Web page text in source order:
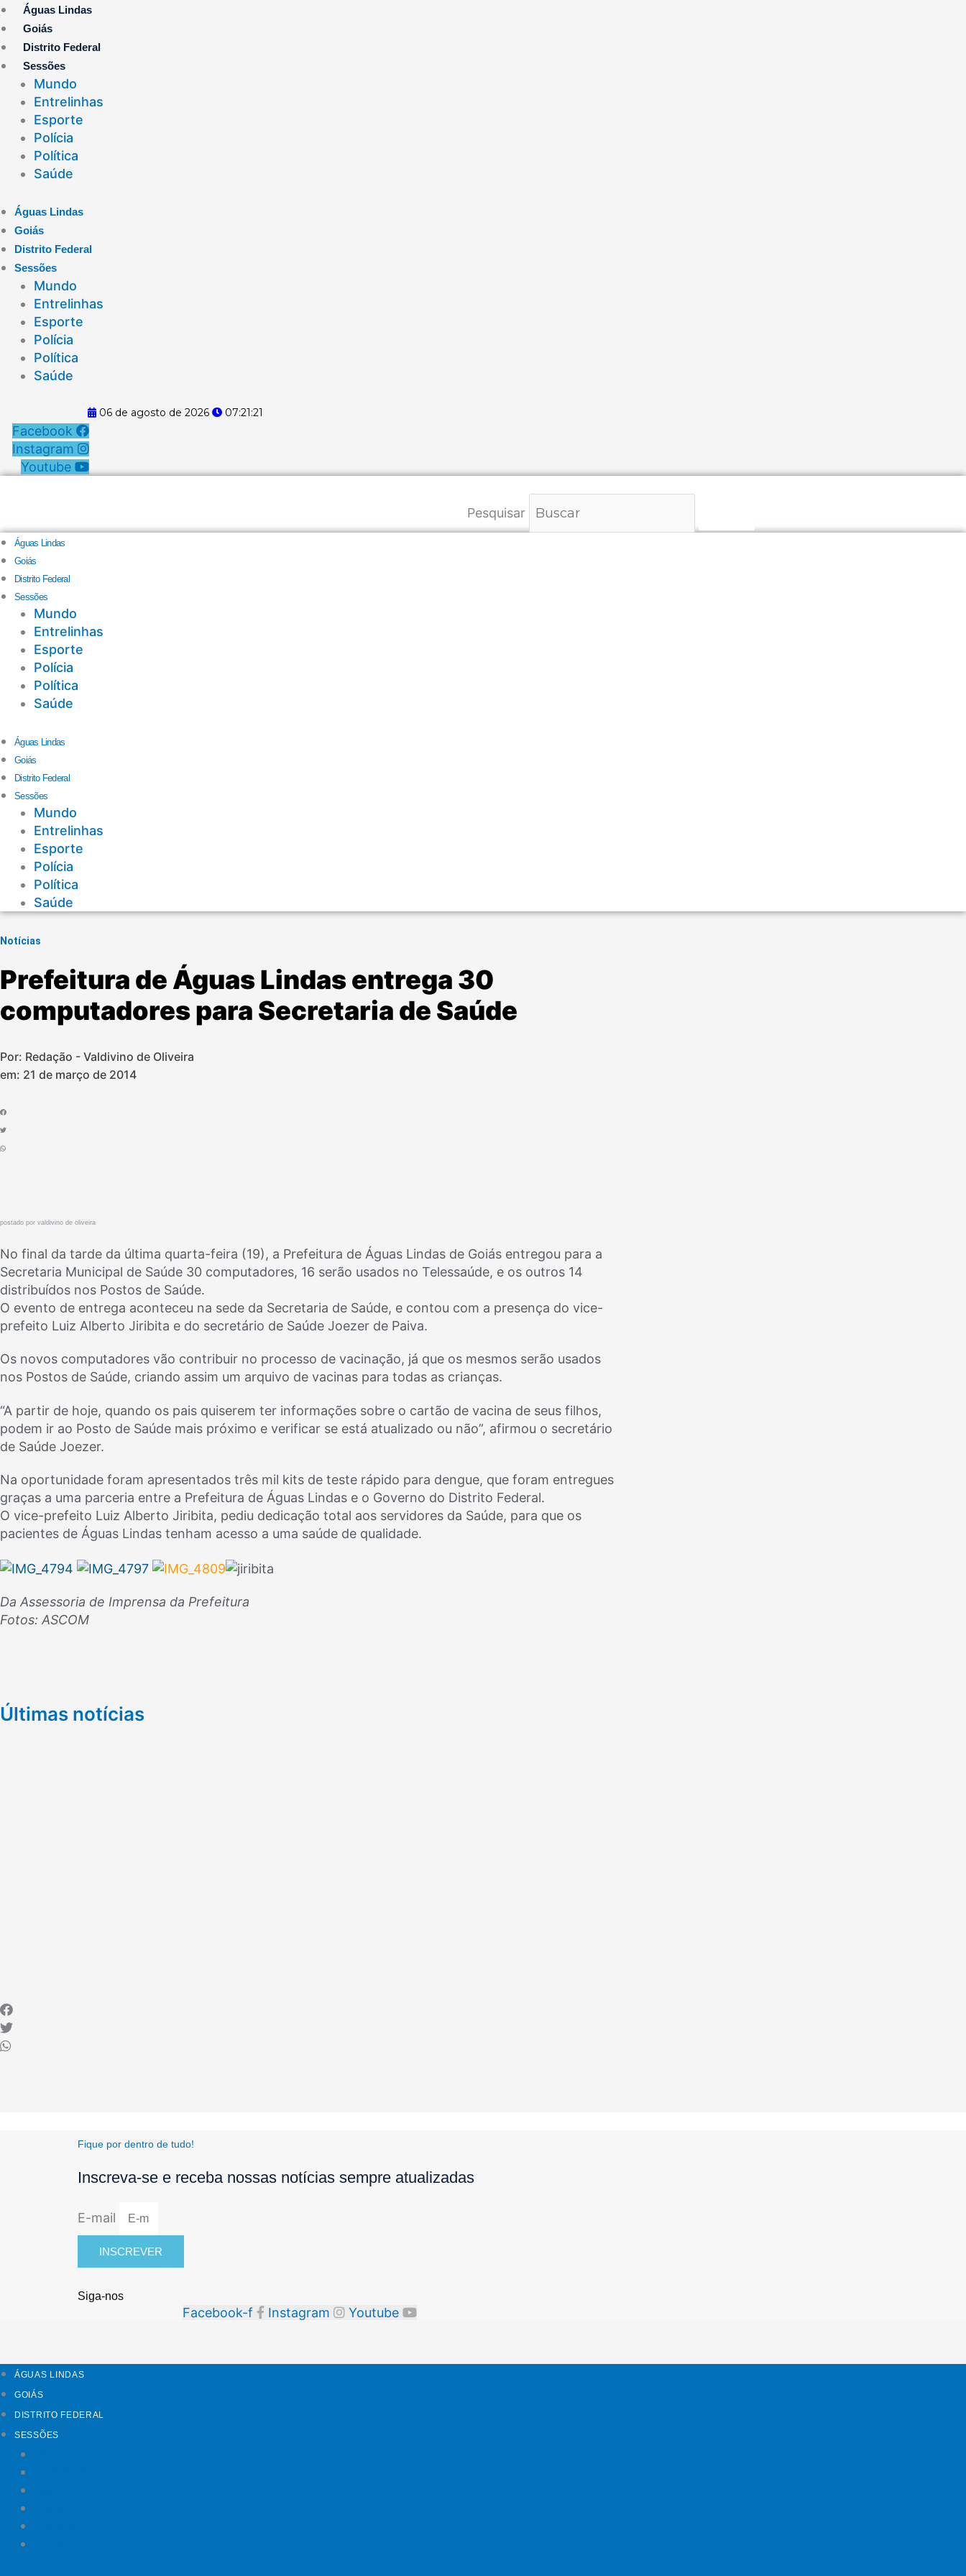
Ir
para
o
conteúdo
Águas Lindas
Goiás
Distrito Federal
Sessões
Mundo
Entrelinhas
Esporte
Polícia
Política
Saúde
Águas Lindas
Goiás
Distrito Federal
Sessões
Mundo
Entrelinhas
Esporte
Polícia
Política
Saúde
06 de agosto de 2026 07:21:21
Facebook
Instagram
Youtube
Pesquisar
Águas Lindas
Goiás
Distrito Federal
Sessões
Mundo
Entrelinhas
Esporte
Polícia
Política
Saúde
Águas Lindas
Goiás
Distrito Federal
Sessões
Mundo
Entrelinhas
Esporte
Polícia
Política
Saúde
Notícias
Prefeitura de Águas Lindas entrega 30
computadores para Secretaria de Saúde
Por: Redação - Valdivino de Oliveira
em: 21 de março de 2014
postado por valdivino de oliveira
No final da tarde da última quarta-feira (19), a Prefeitura de Águas Lindas de Goiás entregou para a
Secretaria Municipal de Saúde 30 computadores, 16 serão usados no Telessaúde, e os outros 14
distribuídos nos Postos de Saúde.
O evento de entrega aconteceu na sede da Secretaria de Saúde, e contou com a presença do vice-
prefeito Luiz Alberto Jiribita e do secretário de Saúde Joezer de Paiva.
Os novos computadores vão contribuir no processo de vacinação, já que os mesmos serão usados
nos Postos de Saúde, criando assim um arquivo de vacinas para todas as crianças.
“A partir de hoje, quando os pais quiserem ter informações sobre o cartão de vacina de seus filhos,
podem ir ao Posto de Saúde mais próximo e verificar se está atualizado ou não”, afirmou o secretário
de Saúde Joezer.
Na oportunidade foram apresentados três mil kits de teste rápido para dengue, que foram entregues
graças a uma parceria entre a Prefeitura de Águas Lindas e o Governo do Distrito Federal.
O vice-prefeito Luiz Alberto Jiribita, pediu dedicação total aos servidores da Saúde, para que os
pacientes de Águas Lindas tenham acesso a uma saúde de qualidade.
Da Assessoria de Imprensa da Prefeitura
Fotos: ASCOM
Últimas notícias
Fique por dentro de tudo!
Inscreva-se e receba nossas notícias sempre atualizadas
E-mail
INSCREVER
Siga-nos
Facebook-f Instagram Youtube
ÁGUAS LINDAS
GOIÁS
DISTRITO FEDERAL
SESSÕES